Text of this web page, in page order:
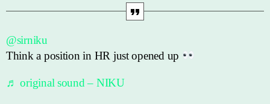
@sirniku
Think a position in HR just opened up
♬ original sound – NIKU